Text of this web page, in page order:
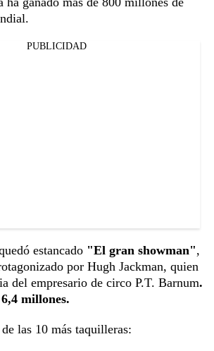
PUBLICIDAD
estancado "El gran showman",
por Hugh Jackman, quien
del empresario de circo P.T. Barnum.
millones.
las 10 más taquilleras: